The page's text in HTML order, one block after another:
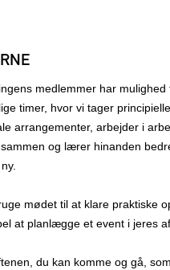
medlemmer har
timer, hvor vi tager
arrangementer, arbejder i
og lærer hinanden
mødet til at klare praktiske
at planlægge et event i jeres
du kan komme og gå,